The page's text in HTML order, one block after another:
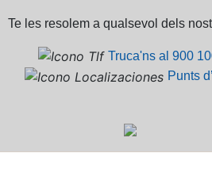
Te les resolem a qualsevol dels
Truca'ns al 900
Punts